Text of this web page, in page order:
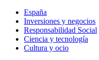
España
Inversiones y negocios
Responsabilidad Social
Ciencia y tecnología
Cultura y ocio